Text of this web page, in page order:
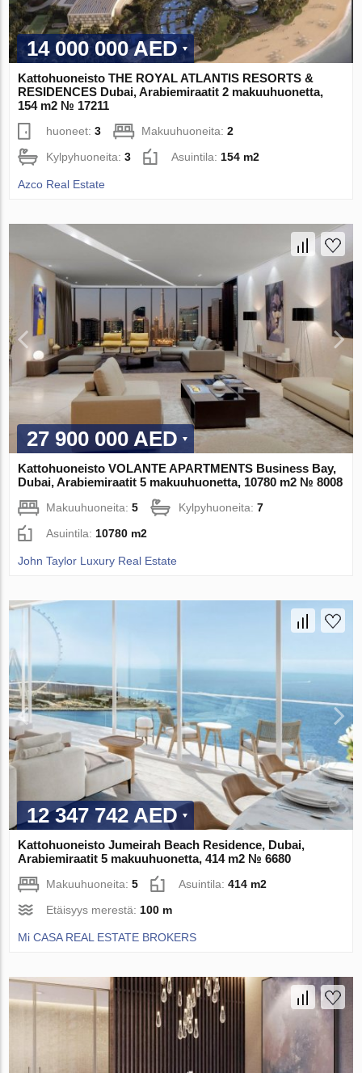
14 000 000 AED
Kattohuoneisto THE ROYAL ATLANTIS RESORTS &
RESIDENCES Dubai, Arabiemiraatit 2 makuuhuonetta,
154 m2 № 17211
huoneet:3 Makuuhuoneita:2
Kylpyhuoneita:3 Asuintila:154 m2
Azco Real Estate
27 900 000 AED
Kattohuoneisto VOLANTE APARTMENTS Business Bay,
Dubai, Arabiemiraatit 5 makuuhuonetta, 10780 m2 № 8008
Makuuhuoneita:5 Kylpyhuoneita:7
Asuintila: 10780 m2
John Taylor Luxury Real Estate
12 347 742 AED
Kattohuoneisto Jumeirah Beach Residence, Dubai,
Arabiemiraatit 5 makuuhuonetta, 414 m2 № 6680
Makuuhuoneita:5 Asuintila:414 m2
Etäisyys merestä: 100 m
Mi CASA REAL ESTATE BROKERS